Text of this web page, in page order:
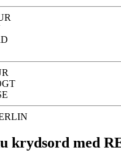
krydsord med